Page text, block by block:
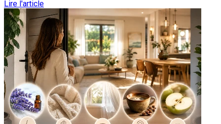
Lire l'article